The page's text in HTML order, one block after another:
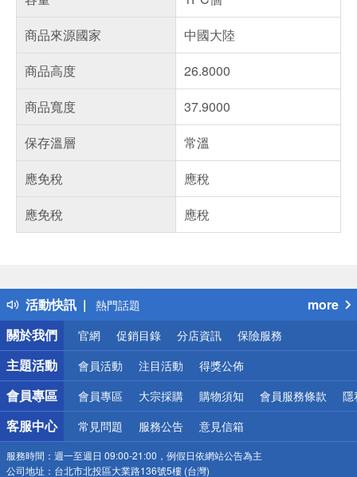
商品來源國家
中國大陸
商品高度
26.8000
商品寬度
37.9000
保存溫層
常溫
應免稅
應稅
應免稅
應稅
活動快訊
得獎公告
熱門話題
銀行優惠
偏遠地區配送
詐騙網頁！請小心！
more
關於我們
官網 促銷目錄 分店資訊 保險服務
主題活動 會員活動 注目活動 得獎公佈
會員專區 會員專區 大宗採購 購物須知 會員服務條款 隱
客服中心 常見問題 服務公告 意見信箱
服務時間： 週一至週日 09:00-21:00，例假日依網站公告為主
公司地址： 台北市北投區大業路136號5樓 (台灣)